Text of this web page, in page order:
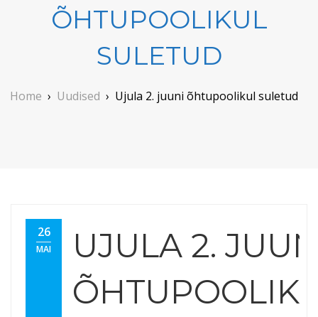
ÕHTUPOOLIKUL
SULETUD
Home › Uudised › Ujula 2. juuni õhtupoolikul suletud
26
MAI
UJULA 2.